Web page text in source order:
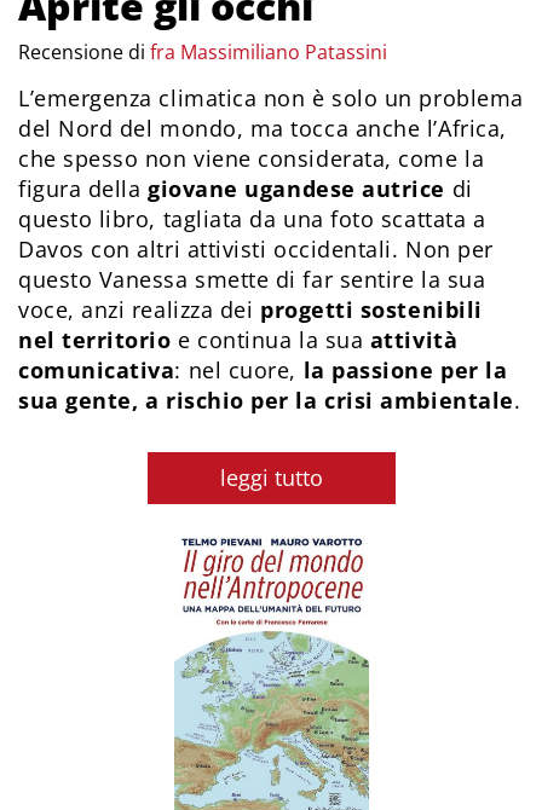
Recensione di fra Massimiliano Patassini
L’emergenza climatica non è solo un problema
del Nord del mondo, ma tocca anche l’Africa,
che spesso non viene considerata, come la
figura dellagiovane ugandese autrice di
questo libro, tagliata da una foto scattata a
Davos con altri attivisti occidentali. Non per
questo Vanessa smette di far sentire la sua
voce, anzi realizza dei progetti sostenibili
nel territorio e continua la sua attività
comunicativa: nel cuore, la passione per la
sua gente, a rischio per la crisi ambientale.
leggi tutto